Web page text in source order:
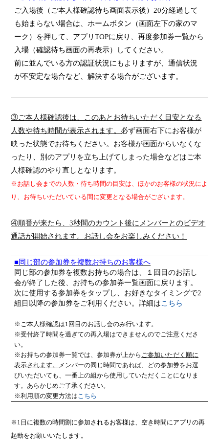
ご入場後（ご本人様確認待ち画面表示後） 20分経過して
も始まらない場合は、ホームボタン（画面左下の家のマ
ーク）を押して、アプリTOPに戻り、再度参加券一覧から
入場（確認待ち画面の再表示）してください。
前に並んでいる方の認証状況にもよりますが、通信状況
が不安定な場合など、解決する場合がございます。
③ご本人様確認後は、このあとお待ちいただく目安となる
人数や待ち時間が表示されます。 必ず画面右下にお客様が
映った状態でお待ちください。お客様が画面からいなくな
ったり、別のアプリを立ち上げてしまった場合などはご本
人様確認のやり直しとなります。
※お話し会までの人数・待ち時間の目安は、ほかのお客様の状況によ
り、お待ちいただいている間に変更となる場合がございます。
④順番が来たら、3秒間のカウント後にメンバーとのビデオ
通話が開始されます。お話し会をお楽しみください！
■同じ部の参加券を複数お持ちのお客様へ
同じ部の参加券を複数お持ちの場合は、１回目のお話し
会が終了した後、お持ちの参加券一覧画面に戻ります。
次に使用する参加券をタップし、お好きなタイミングで2
組目以降の参加券をご利用ください。詳細はこちら
※ご本人様確認は1 回目のお話し会のみ行います。
※受付終了時間を過ぎての再入場はできませんのでご注意くださ
い。
※お持ちの参加券一覧では、参加券が上から ご参加いただく順に
表示されます。
メンバーの同じ時間であれば、どの参加券をお選
びいただいても、一番上の組から使用していただくことになりま
す。あらかじめご了承ください。
※利用順の変更方法はこちら
※ 1 日に複数の時間割に参加されるお客様は、空き時間にアプリの再
起動をお願いいたします。